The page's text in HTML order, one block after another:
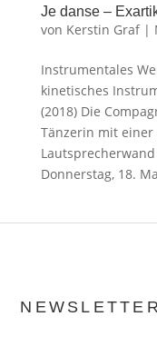
Je danse –
von Kerstin Graf|
Instrumentales
kinetisches
(2018) Die
Tänzerin mit
Donnerstag, 18.